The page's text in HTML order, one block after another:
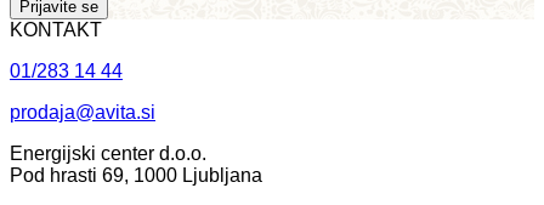
KONTAKT
01/283 14 44
prodaja@avita.si
Energijski center d.o.o.
Pod hrasti 69, 1000 Ljubljana